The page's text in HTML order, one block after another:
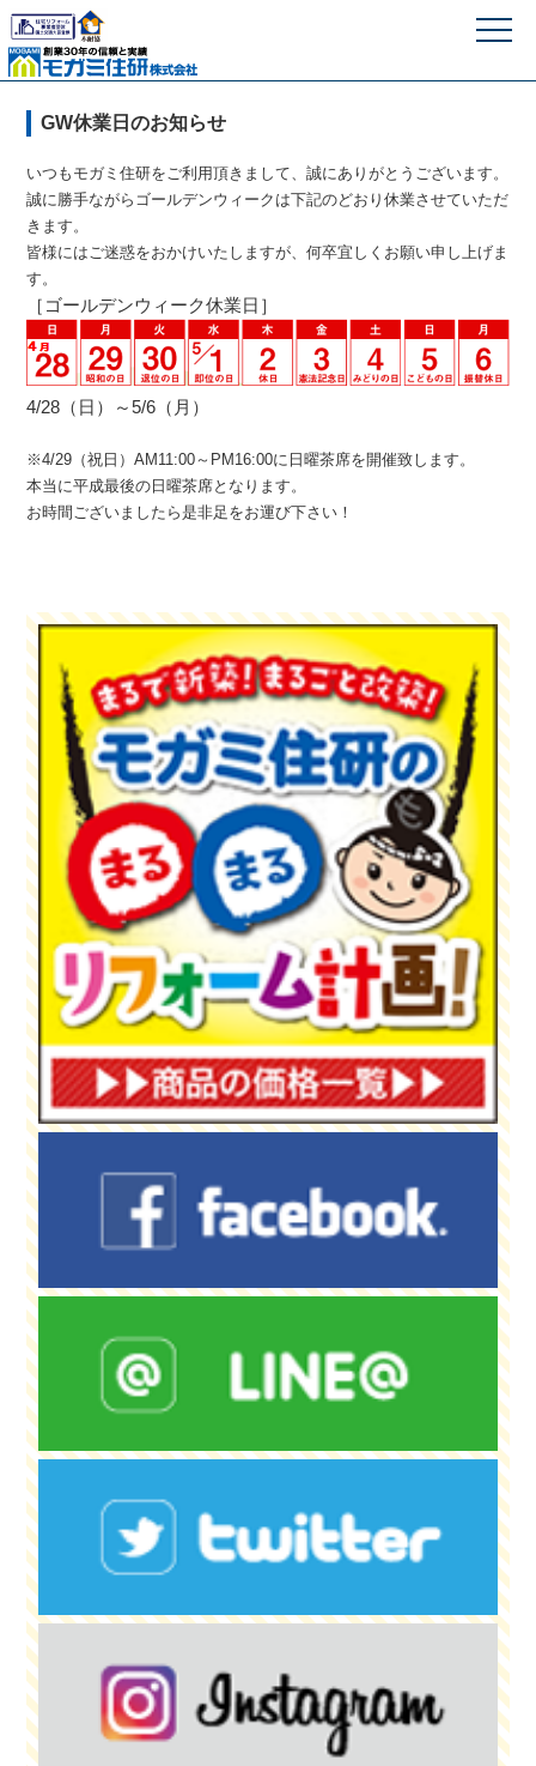
モガミ住研株式
GW休業日のお知らせ
いつもモガミ住研をご利用頂きまして、誠にありがとうございます。
誠に勝手ながらゴールデンウィークは下記のどおり休業させていただ
きます。
皆様にはご迷惑をおかけいたしますが、何卒宜しくお願い申し上げま
す。
［ゴールデンウィーク休業日 ］
4/28（日）～5/6（月）
※4/29（祝日）AM11:00～PM16:00に日曜茶席を開催致します。
本当に平成最後の日曜茶席となります。
お時間ございましたら是非足をお運び下さい！